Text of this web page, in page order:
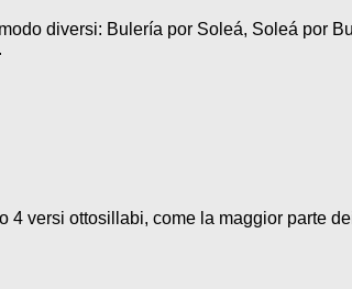
diversi: Bulería por Soleá, Soleá por
4 versi ottosillabi, come la maggior parte